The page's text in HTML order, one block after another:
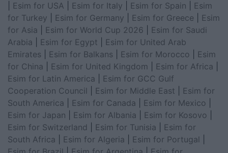
Esim for USA Esim for Italy Esim for Spain
Esim
for Turkey
Esim for Germany Esim for Greece
Esim
for Asia
Esim for World Cup 2026
Esim for Saudi
Arabia
Esim for Egypt
Esim for United Arab
Emirates
Esim for Balkans Esim for Morocco
Esim
for China
Esim for United Kingdom Esim for Africa
Esim for Latin America
Esim for GCC Gulf
Cooperation Council
Esim for Middle East
Esim for
South America
Esim for Canada Esim for Mexico
Esim for Japan
Esim for Albania Esim for Kosovo
Esim for Switzerland
Esim for Tunisia
Esim for
South Africa
Esim for Algeria Esim for Portugal